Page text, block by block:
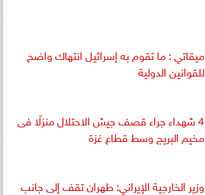
ميقاتي : ما تقوم به إسرائيل انتهاك واضح
للقوانين الدولية
4 شهداء جراء قصف جيش الاحتلال منزلًا فى
مخيم البريج وسط قطاع غزة
وزير الخارجية الإيراني: طهران تقف إلى جانب